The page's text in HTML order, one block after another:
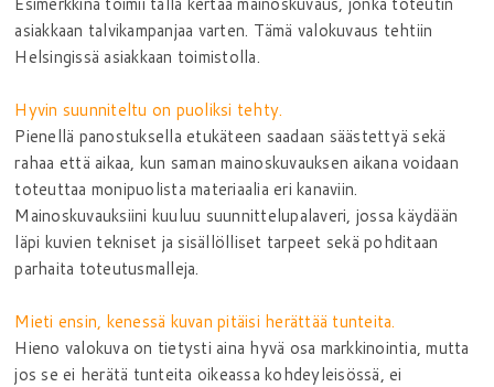
asiakkaan talvikampanjaa varten. Tämä valokuvaus tehtiin
Helsingissä asiakkaan toimistolla.
Hyvin suunniteltu on puoliksi tehty.
Pienellä panostuksella etukäteen saadaan säästettyä sekä
rahaa että aikaa, kun saman mainoskuvauksen aikana voidaan
toteuttaa monipuolista materiaalia eri kanaviin.
Mainoskuvauksiini kuuluu suunnittelupalaveri, jossa käydään
läpi kuvien tekniset ja sisällölliset tarpeet sekä pohditaan
parhaita toteutusmalleja.
Mieti ensin, kenessä kuvan pitäisi herättää tunteita.
Hieno valokuva on tietysti aina hyvä osa markkinointia, mutta
jos se ei herätä tunteita oikeassa kohdeyleisössä, ei